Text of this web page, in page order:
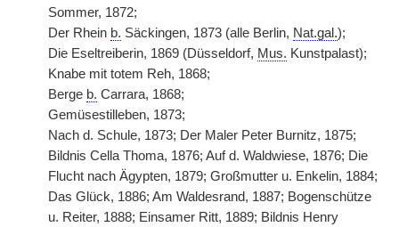
Sommer, 1872;
Der Rhein b. Säckingen, 1873 (alle Berlin, Nat.gal.);
Die Eseltreiberin, 1869 (Düsseldorf, Mus. Kunstpalast);
Knabe mit totem Reh, 1868;
Berge b. Carrara, 1868;
Gemüsestilleben, 1873;
Nach d. Schule, 1873; Der Maler Peter Burnitz, 1875;
Bildnis Cella Thoma, 1876; Auf d. Waldwiese, 1876; Die
Flucht nach Ägypten, 1879; Großmutter u. Enkelin, 1884;
Das Glück, 1886; Am Waldesrand, 1887; Bogenschütze
u. Reiter, 1888; Einsamer Ritt, 1889; Bildnis Henry